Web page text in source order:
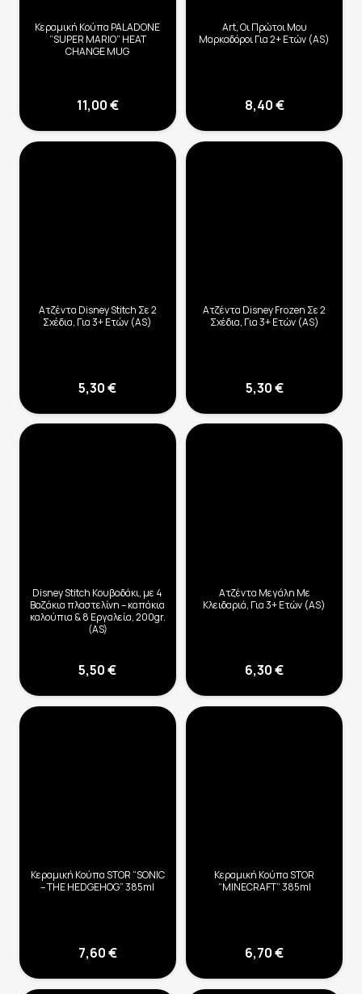
Κεραμική Κούπα PALADONE
“SUPER MARIO” HEAT
CHANGE MUG
11,00€
Art, Οι Πρώτοι Μου
Μαρκαδόροι Για 2+ Ετών (AS)
8,40€
Ατζέντα Disney Stitch Σε 2
Σχέδια, Για 3+ Ετών (AS)
5,30€
Ατζέντα Disney Frozen Σε 2
Σχέδια, Για 3+ Ετών (AS)
5,30€
Disney Stitch Κουβαδάκι, με 4
Βαζάκια πλαστελίνη – καπάκια
καλούπια & 8 Εργαλεία, 200gr.
(AS)
5,50€
Ατζέντα Μεγάλη Με
Κλειδαριά, Για 3+ Ετών (AS)
6,30€
Κεραμική Κούπα STOR “SONIC
– THE HEDGEHOG” 385ml
7,60€
Κεραμική Κούπα STOR
“MINECRAFT” 385ml
6,70€